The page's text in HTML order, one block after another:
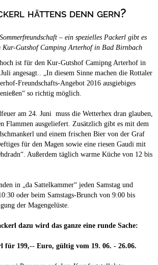
geöffnet
Campingplätze
Camping & Caravan
Touristik
hättens denn gern?
– ein spezielles Packerl gibt es
Kur-Gutshof Camping Arterhof in Bad Birnbach
ist für den Kur-Gutshof Camipng Arterhof in
angesagt.. „In diesem Sinne machen die Rottaler
Freundschafts-Angebot 2016 ausgiebiges
so richtig möglich.
am 24. Juni muss die Wetterhex dran glauben,
Flammen ausgeliefert. Zusätzlich gibt es mit dem
und einem frischen Bier von der Graf
für den Magen sowie eine riesen Gaudi mit
Außerdem täglich warme Küche von 12 bis
in „da Sattelkammer“ jeden Samstag und
oder beim Samstags-Brunch von 9:00 bis
der Magengelüste.
dazu wird das ganze eine runde Sache:
für 199,-- Euro, gültig vom 19. 06. - 26.06.